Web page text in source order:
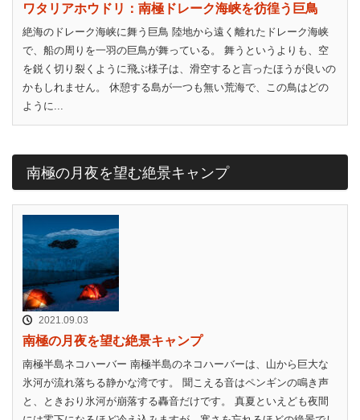
ワタリアホウドリ：南極ドレーク海峡を彷徨う巨鳥
絶海のドレーク海峡に舞う巨鳥 陸地から遠く離れたドレーク海峡
で、船の周りを一羽の巨鳥が舞っている。 舞うというよりも、空
を鋭く切り裂くように飛ぶ様子は、滑空すると言ったほうが良いの
かもしれません。 休憩する島が一つも無い荒海で、この鳥はどの
ように...
南極の月夜を望む絶景キャンプ
2021.09.03
南極の月夜を望む絶景キャンプ
南極半島ネコハーバー 南極半島のネコハーバーは、山から巨大な
氷河が流れ落ちる静かな湾です。 聞こえる音はペンギンの鳴き声
と、ときおり氷河が崩落する轟音だけです。 真夏といえども夜間